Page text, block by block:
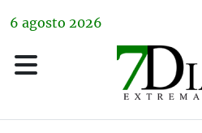
6 agosto 2026